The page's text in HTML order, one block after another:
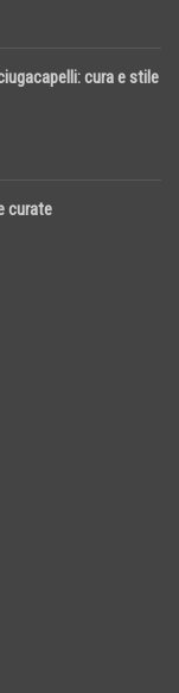
cura e stile
curate